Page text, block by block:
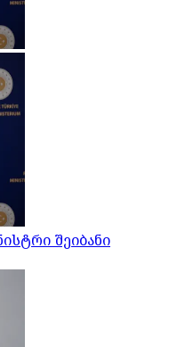
შეიბანი